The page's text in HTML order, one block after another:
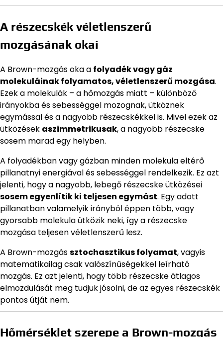
A részecskék véletlenszerű
mozgásának okai
A Brown-mozgás oka a folyadék vagy gáz
molekuláinak folyamatos, véletlenszerű mozgása.
Ezek a molekulák – a hőmozgás miatt – különböző
irányokba és sebességgel mozognak, ütköznek
egymással és a nagyobb részecskékkel is. Mivel ezek az
ütközések aszimmetrikusak, a nagyobb részecske
sosem marad egy helyben.
A folyadékban vagy gázban minden molekula eltérő
pillanatnyi energiával és sebességgel rendelkezik. Ez azt
jelenti, hogy a nagyobb, lebegő részecske ütközései
sosem egyenlítik ki teljesen egymást. Egy adott
pillanatban valamelyik irányból éppen több, vagy
gyorsabb molekula ütközik neki, így a részecske
mozgása teljesen véletlenszerű lesz.
A Brown-mozgássztochasztikus folyamat, vagyis
matematikailag csak valószínűségekkel leírható
mozgás. Ez azt jelenti, hogy több részecske átlagos
elmozdulását meg tudjuk jósolni, de az egyes részecskék
pontos útját nem.
Hőmérséklet szerepe a Brown-mozgás